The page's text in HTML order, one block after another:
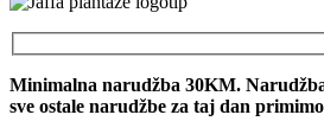
Minimalna narudžba 30KM.
sve ostale narudžbe za taj dan